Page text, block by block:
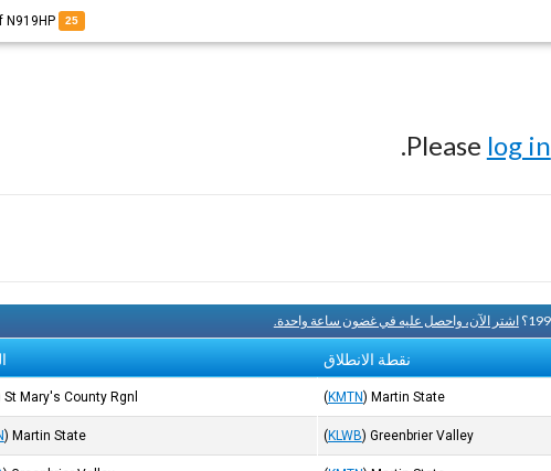
25
Please log in
اشتر الآن، واحصل عليه في غضون ساعة واحدة.
نقطة الانطلاق
Martin State
(KMTN)
St Mary's County Rgnl
Greenbrier Valley
(KLWB)
Martin State
)